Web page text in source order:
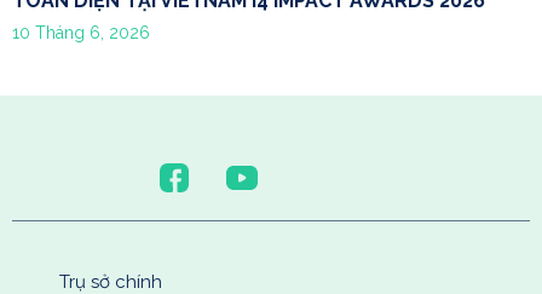
10 Tháng 6, 2026
Trụ sở chính